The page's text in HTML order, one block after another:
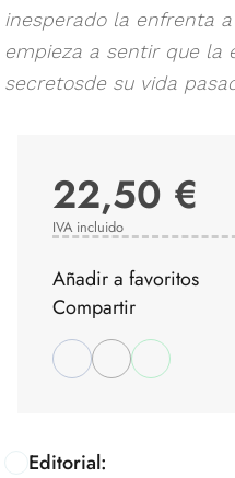
inesperado la enfrenta
empieza a sentir que la
secretosde su vida
Editorial:
22,50 €
IVA incluido
Añadir a favoritos
Compartir